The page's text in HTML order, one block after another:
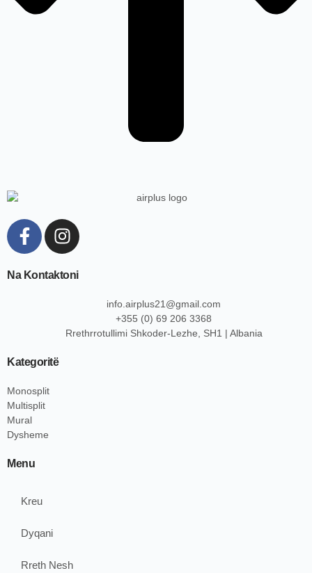
Na Kontaktoni
info.airplus21@gmail.com
+355 (0) 69 206 3368
Rrethrrotullimi Shkoder-Lezhe, SH1 | Albania
Kategoritë
Monosplit
Multisplit
Mural
Dysheme
Menu
Kreu
Dyqani
Rreth Nesh